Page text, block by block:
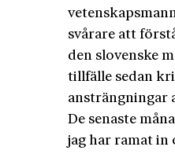
svårare att
den slovenske
tillfälle sedan
ansträngningar
De senaste
jag har ramat in